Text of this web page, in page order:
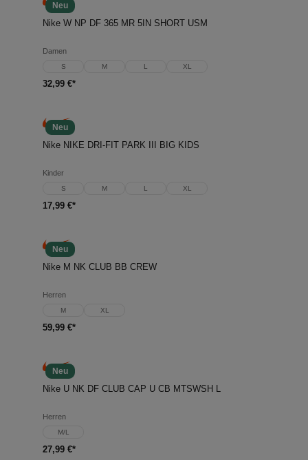
Neu
Nike W NP DF 365 MR 5IN SHORT USM
Damen
S M L XL
32,99 €*
Neu
Nike NIKE DRI-FIT PARK III BIG KIDS
Kinder
S M L XL
17,99 €*
Neu
Nike M NK CLUB BB CREW
Herren
M XL
59,99 €*
Neu
Nike U NK DF CLUB CAP U CB MTSWSH L
Herren
M/L
27,99 €*